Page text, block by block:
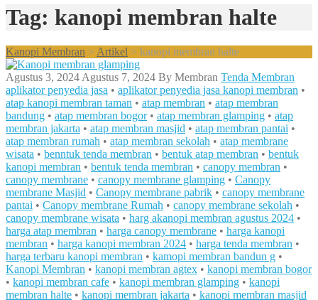
Tag: kanopi membran halte
Kanopi Membran > Artikel > kanopi membran halte
Agustus 3, 2024 Agustus 7, 2024 By Membran Tenda Membran
aplikator penyedia jasa • aplikator penyedia jasa kanopi membran •
atap kanopi membran taman • atap membran • atap membran
bandung • atap membran bogor• atap membran glamping • atap
membran jakarta • atap membran masjid • atap membran pantai •
atap membran rumah • atap membran sekolah • atap membrane
wisata • benntuk tenda membran • bentuk atap membran • bentuk
kanopi membran • bentuk tenda membran • canopy membran •
canopy membrane • canopy membrane glamping • Canopy
membrane Masjid • Canopy membrane pabrik • canopy membrane
pantai • Canopy membrane Rumah • canopy membrane sekolah •
canopy membrane wisata • harg akanopi membran agustus 2024 •
harga atap membran • harga canopy membrane • harga kanopi
membran • harga kanopi membran 2024 • harga tenda membran •
harga terbaru kanopi membran • kamopi membran bandun g •
Kanopi Membran • kanopi membran agtex • kanopi membran bogor
• kanopi membran cafe • kanopi membran glamping • kanopi
membran halte • kanopi membran jakarta • kanopi membran masjid